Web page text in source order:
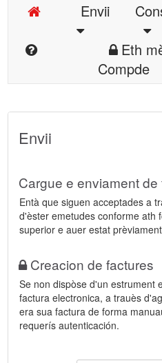
Envii
Eth
Compde
Envii
Cargue e enviament de
Entà que siguen acceptades a
d'èster emetudes conforme ath
superior e auer estat
Creacion de factures
Se non dispòse d'un estrument
factura electronica, a trauès
era sua factura de forma
requerís autenticación.